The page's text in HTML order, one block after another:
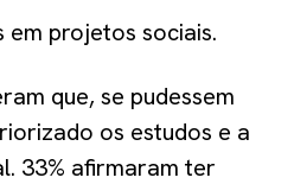
em projetos sociais.
que, se pudessem
os estudos e a
33% afirmaram ter